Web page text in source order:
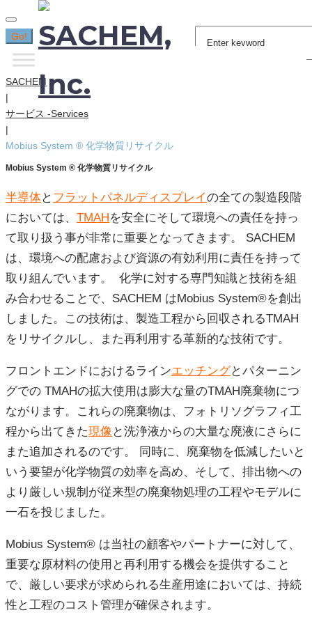
Search
for:
Go!
SACHEM
|
サービス -Services
|
Mobius System ® 化学物質リサイクル
Mobius System ® 化学物質リサイクル
半導体と フラットパネルディスプレイの全ての製造段階
においては、 TMAHを安全にそして環境への責任を持っ
て取り扱う事が非常に重要となってきます。 SACHEM
は、環境への配慮および資源の有効利用に責任を持って
取り組んでいます。 化学に対する専門知識と技術を組
み合わせることで、SACHEM はMobius System®を創出
しました。この技術は、製造工程から回収されるTMAH
をリサイクルし、また再利用する革新的な技術です。
フロントエンドにおけるラインエッチングとパターニン
グでの TMAHの拡大使用は膨大な量のTMAH廃棄物につ
ながります。これらの廃棄物は、フォトリソグラフィ工
程から出てきた現像 と洗浄液からの大量な廃液にさらに
また追加されるのです。 同時に、廃棄物を低減したいと
いう要望が化学物質の効率を高め、そして、排出物への
より厳しい規制が従来型の廃棄物処理の工程やモデルに
一石を投じました。
Mobius System® は当社の顧客やパートナーに対して、
重要な原材料の使用と再利用する機会を提供すること
で、厳しい要求が求められる生産用途においては、持続
性と工程のコスト管理が確保されます。